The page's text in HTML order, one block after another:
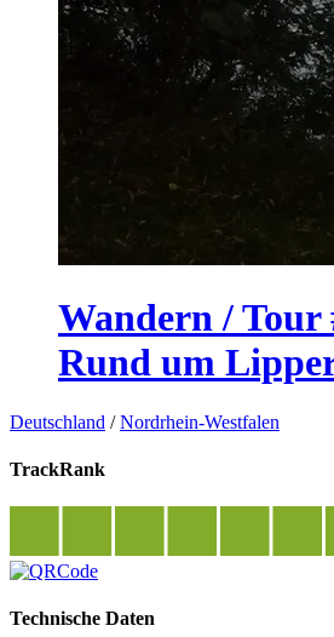
Wandern / Tour
Rund um
Deutschland /Nordrhein-Westfalen
TrackRank
Technische Daten